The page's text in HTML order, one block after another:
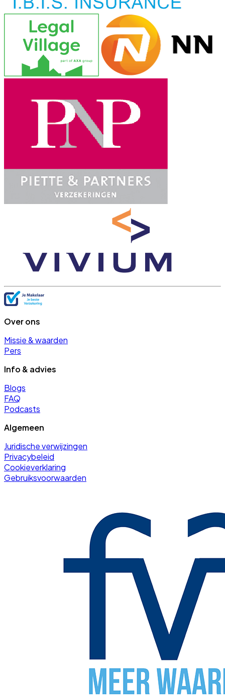
Over ons
Missie & waarden
Pers
Info & advies
Blogs
FAQ
Podcasts
Algemeen
Juridische verwijzingen
Privacybeleid
Cookieverklaring
Gebruiksvoorwaarden